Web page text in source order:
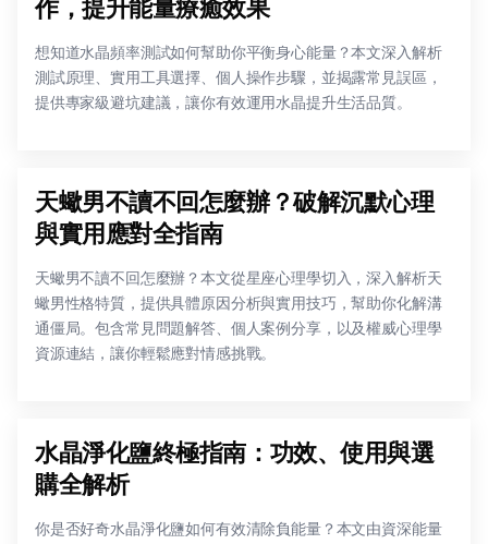
作，提升能量療癒效果
想知道水晶頻率測試如何幫助你平衡身心能量？本文深入解析
測試原理、實用工具選擇、個人操作步驟，並揭露常見誤區，
提供專家級避坑建議，讓你有效運用水晶提升生活品質。
天蠍男不讀不回怎麼辦？破解沉默心理
與實用應對全指南
天蠍男不讀不回怎麼辦？本文從星座心理學切入，深入解析天
蠍男性格特質，提供具體原因分析與實用技巧，幫助你化解溝
通僵局。包含常見問題解答、個人案例分享，以及權威心理學
資源連結，讓你輕鬆應對情感挑戰。
水晶淨化鹽終極指南：功效、使用與選
購全解析
你是否好奇水晶淨化鹽如何有效清除負能量？本文由資深能量